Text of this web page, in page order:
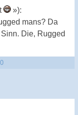
»):
mans? Da
Die, Rugged
0